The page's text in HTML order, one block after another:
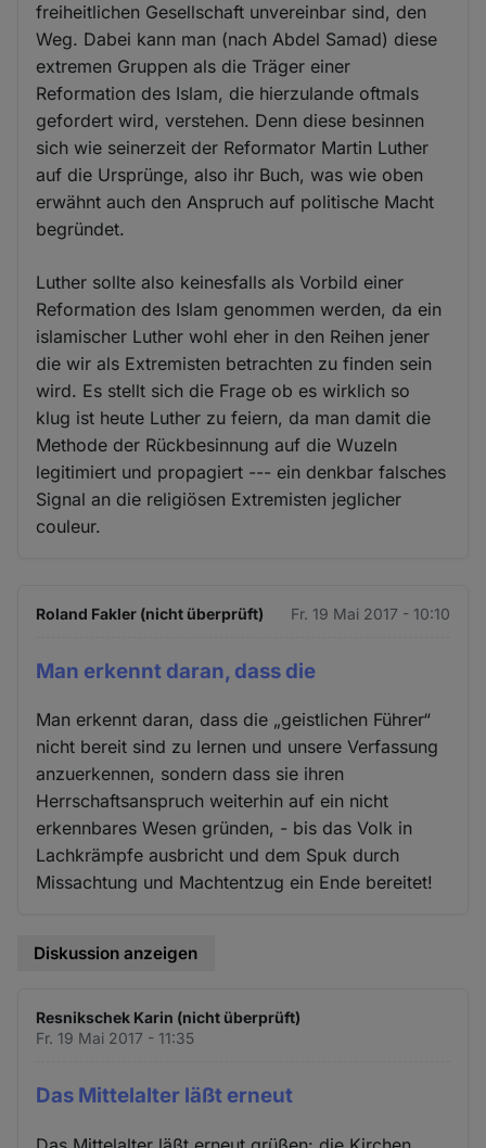
freiheitlichen Gesellschaft unvereinbar sind, den
Weg. Dabei kann man (nach Abdel Samad) diese
extremen Gruppen als die Träger einer
Reformation des Islam, die hierzulande oftmals
gefordert wird, verstehen. Denn diese besinnen
sich wie seinerzeit der Reformator Martin Luther
auf die Ursprünge, also ihr Buch, was wie oben
erwähnt auch den Anspruch auf politische Macht
begründet.
Luther sollte also keinesfalls als Vorbild einer
Reformation des Islam genommen werden, da ein
islamischer Luther wohl eher in den Reihen jener
die wir als Extremisten betrachten zu finden sein
wird. Es stellt sich die Frage ob es wirklich so
klug ist heute Luther zu feiern, da man damit die
Methode der Rückbesinnung auf die Wuzeln
legitimiert und propagiert --- ein denkbar falsches
Signal an die religiösen Extremisten jeglicher
couleur.
Roland Fakler (nicht überprüft) Fr. 19 Mai 2017 - 10:10
Man erkennt daran, dass die
Man erkennt daran, dass die „geistlichen Führer“
nicht bereit sind zu lernen und unsere Verfassung
anzuerkennen, sondern dass sie ihren
Herrschaftsanspruch weiterhin auf ein nicht
erkennbares Wesen gründen, - bis das Volk in
Lachkrämpfe ausbricht und dem Spuk durch
Missachtung und Machtentzug ein Ende bereitet!
Diskussion anzeigen
Resnikschek Karin (nicht überprüft)
Fr. 19 Mai 2017 - 11:35
Das Mittelalter läßt erneut